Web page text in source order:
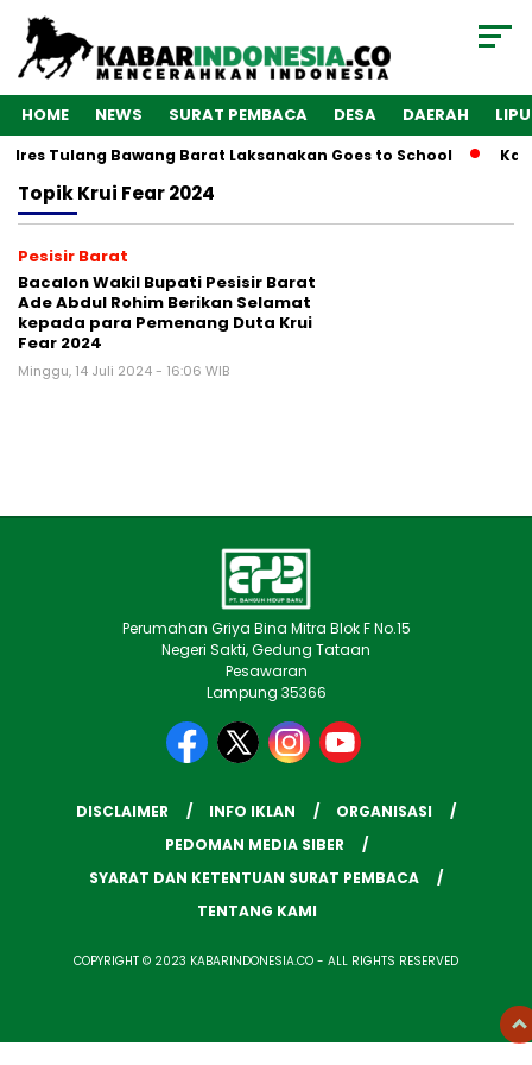
HOME NEWS SURAT PEMBACA DESA DAERAH
Tulang Bawang Barat Laksanakan Goes to School
TopikKrui Fear 2024
Pesisir Barat
Bacalon Wakil Bupati Pesisir Barat
Ade Abdul Rohim Berikan Selamat
kepada para Pemenang Duta Krui
Fear 2024
Minggu, 14 Juli 2024 - 16:06 WIB
Perumahan Griya Bina Mitra Blok F No.15
Negeri Sakti, Gedung Tataan
Pesawaran
Lampung 35366
DISCLAIMER INFO IKLAN
ORGANISASI
PEDOMAN MEDIA SIBER
SYARAT DAN KETENTUAN SURAT PEMBACA
TENTANG KAMI
COPYRIGHT © 2023 KABARINDONESIA.CO - ALL RIGHTS RESERVED